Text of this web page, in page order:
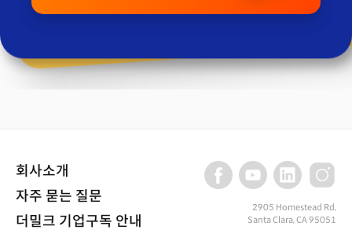
회사소개
자주 묻는 질문
더밀크 기업구독 안내
2905 Homestead Rd,
Santa Clara, CA 95051